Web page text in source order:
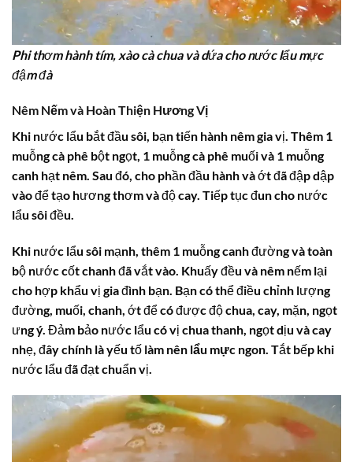
Phi thơm hành tím, xào cà chua và dứa cho nước lẩu mực
đậm đà
Nêm Nếm và Hoàn Thiện Hương Vị
Khi nước lẩu bắt đầu sôi, bạn tiến hành nêm gia vị. Thêm 1
muỗng cà phê bột ngọt, 1 muỗng cà phê muối và 1 muỗng
canh hạt nêm. Sau đó, cho phần đầu hành và ớt đã đập dập
vào để tạo hương thơm và độ cay. Tiếp tục đun cho nước
lẩu sôi đều.
Khi nước lẩu sôi mạnh, thêm 1 muỗng canh đường và toàn
bộ nước cốt chanh đã vắt vào. Khuấy đều và nêm nếm lại
cho hợp khẩu vị gia đình bạn. Bạn có thể điều chỉnh lượng
đường, muối, chanh, ớt để có được độ chua, cay, mặn, ngọt
ưng ý. Đảm bảo nước lẩu có vị chua thanh, ngọt dịu và cay
nhẹ, đây chính là yếu tố làm nên lẩu mực ngon. Tắt bếp khi
nước lẩu đã đạt chuẩn vị.